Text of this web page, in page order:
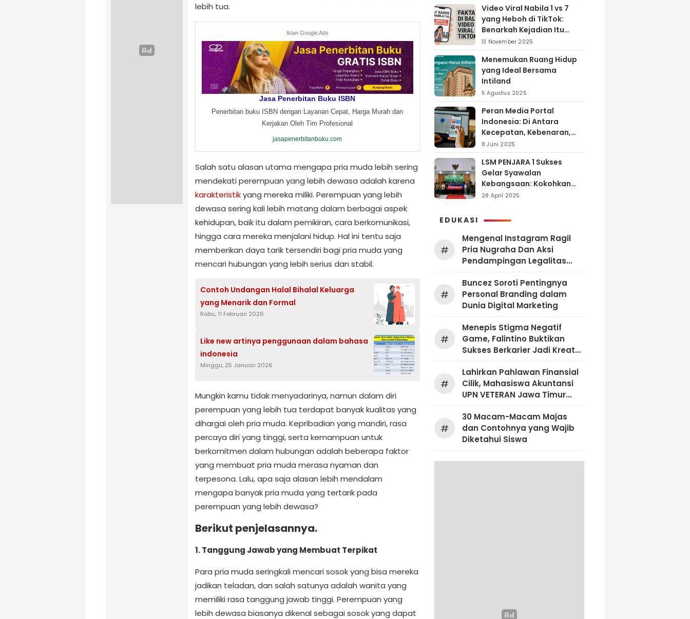
lebih tua.
Iklan Google Ads
Jasa Penerbitan Buku ISBN
Penerbitan buku ISBN dengan Layanan Cepat, Harga Murah dan
Kerjakan Oleh Tim Profesional
jasapenerbitanbuku.com
Salah satu alasan utama mengapa pria muda lebih sering
mendekati perempuan yang lebih dewasa adalah karena
karakteristikyang mereka miliki. Perempuan yang lebih
dewasa sering kali lebih matang dalam berbagai aspek
kehidupan, baik itu dalam pemikiran, cara berkomunikasi,
hingga cara mereka menjalani hidup. Hal ini tentu saja
memberikan daya tarik tersendiri bagi pria muda yang
mencari hubungan yang lebih serius dan stabil.
Contoh Undangan Halal Bihalal Keluarga
yang Menarik dan Formal
Rabu, 11 Februari 2026
Like new artinya penggunaan dalam bahasa
indonesia
Minggu, 25 Januari 2026
Mungkin kamu tidak menyadarinya, namun dalam diri
perempuan yang lebih tua terdapat banyak kualitas yang
dihargai oleh pria muda. Kepribadian yang mandiri, rasa
percaya diri yang tinggi, serta kemampuan untuk
berkomitmen dalam hubungan adalah beberapa faktor
yang membuat pria muda merasa nyaman dan
terpesona. Lalu, apa saja alasan lebih mendalam
mengapa banyak pria muda yang tertarik pada
perempuan yang lebih dewasa?
Berikut penjelasannya.
1. Tanggung Jawab yang Membuat Terpikat
Para pria muda seringkali mencari sosok yang bisa mereka
jadikan teladan, dan salah satunya adalah wanita yang
memiliki rasa tanggung jawab tinggi. Perempuan yang
lebih dewasa biasanya dikenal sebagai sosok yang dapat
Video Viral Nabila 1 vs 7
yang Heboh di TikTok:
Benarkah Kejadian Itu
Nyata?
13 November 2025
Menemukan Ruang Hidup
yang Ideal Bersama
Intiland
5 Agustus 2025
Peran Media Portal
Indonesia: Di Antara
Kecepatan, Kebenaran,
dan Tanggung Jawab
8 Juni 2025
LSM PENJARA 1 Sukses
Gelar Syawalan
Kebangsaan: Kokohkan
Tekad Melawan Korupsi
28 April 2025
EDUKASI
#
Mengenal Instagram Ragil
Pria Nugraha Dan Aksi
Pendampingan Legalitas
#
‎Buncez Soroti Pentingnya
Personal Branding dalam
Dunia Digital Marketing
#
Menepis Stigma Negatif
Game, Falintino Buktikan
Sukses Berkarier Jadi Kreator
#
Lahirkan Pahlawan Finansial
Cilik, Mahasiswa Akuntansi
UPN VETERAN Jawa Timur
Dengan Literasi Keuangan
Sejak Dini
#
30 Macam-Macam Majas
dan Contohnya yang Wajib
Diketahui Siswa